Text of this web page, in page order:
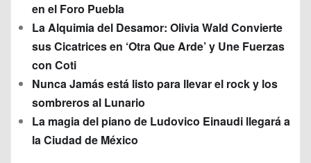
en el Foro Puebla
La Alquimia del Desamor: Olivia Wald Convierte
sus Cicatrices en ‘Otra Que Arde’ y Une Fuerzas
con Coti
Nunca Jamás está listo para llevar el rock y los
sombreros al Lunario
La magia del piano de Ludovico Einaudi llegará a
la Ciudad de México